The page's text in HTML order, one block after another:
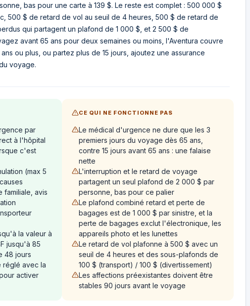
bas pour une carte à 139 $. Le reste est complet : 500 000 $
500 $ de retard de vol au seuil de 4 heures, 500 $ de retard de
qui partagent un plafond de 1 000 $, et 2 500 $ de
avant 65 ans pour deux semaines ou moins, l'Aventura couvre
ou plus, ou partez plus de 15 jours, ajoutez une assurance
voyage.
par
à l'hôpital
c'est
(max 5
familiale, avis
la valeur à
jusqu'à 85
48 jours
réglé avec la
activer
CE QUI NE FONCTIONNE PAS
Le médical d'urgence ne dure que les 3
premiers jours du voyage dès 65 ans,
contre 15 jours avant 65 ans : une falaise
nette
L'interruption et le retard de voyage
partagent un seul plafond de 2 000 $ par
personne, bas pour ce palier
Le plafond combiné retard et perte de
bagages est de 1 000 $ par sinistre, et la
perte de bagages exclut l'électronique, les
appareils photo et les lunettes
Le retard de vol plafonne à 500 $ avec un
seuil de 4 heures et des sous-plafonds de
100 $ (transport) / 100 $ (divertissement)
Les affections préexistantes doivent être
stables 90 jours avant le voyage